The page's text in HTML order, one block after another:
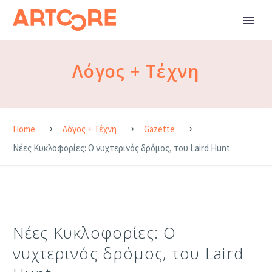
Λόγος + Τέχνη
Home Λόγος + Τέχνη
Gazette
Νέες Κυκλοφορίες: Ο νυχτερινός δρόμος, του Laird Hunt
Νέες Κυκλοφορίες: Ο
νυχτερινός δρόμος, του Laird